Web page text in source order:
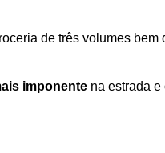
de três volumes
imponente na estrada